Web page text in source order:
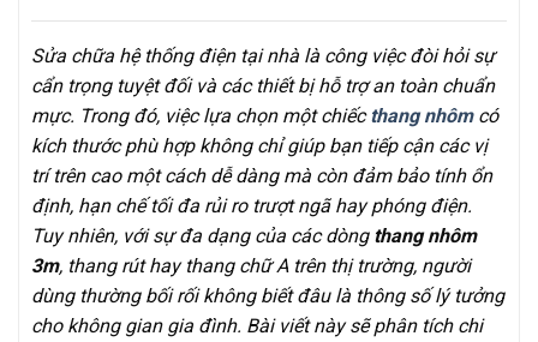
Sửa chữa hệ thống điện tại nhà là công việc đòi hỏi sự
cẩn trọng tuyệt đối và các thiết bị hỗ trợ an toàn chuẩn
mực. Trong đó, việc lựa chọn một chiếcthang nhômcó
kích thước phù hợp không chỉ giúp bạn tiếp cận các vị
trí trên cao một cách dễ dàng mà còn đảm bảo tính ổn
định, hạn chế tối đa rủi ro trượt ngã hay phóng điện.
Tuy nhiên, với sự đa dạng của các dòng thang nhôm
3m, thang rút hay thang chữ A trên thị trường, người
dùng thường bối rối không biết đâu là thông số lý tưởng
cho không gian gia đình. Bài viết này sẽ phân tích chi